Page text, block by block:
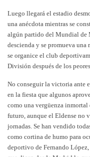
Luego llegará el estadio
una anécdota mientras se
algún partido del Mundial de
descienda y se promueva una
se organice el club
División después de los
No conseguir la victoria ante
en la fiesta que algunos
como una vergüenza inmortal
futuro, aunque el Eldense no
jornadas. Se han vendido
como cortina de humo para
deportivo de Fernando